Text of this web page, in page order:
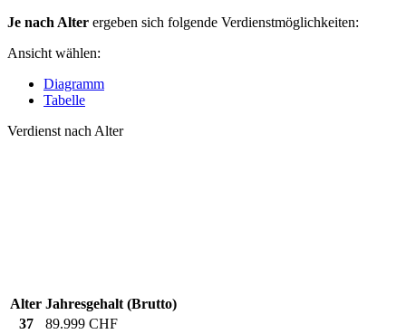
Je nach Alter ergeben sich folgende Verdienstmöglichkeiten:
Ansicht wählen:
Diagramm
Tabelle
Verdienst nach Alter
Alter Jahresgehalt (Brutto)
37
89.999 CHF